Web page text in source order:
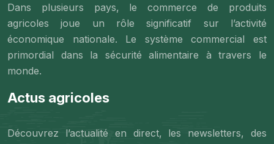
Dans plusieurs pays, le commerce de produits
agricoles joue un rôle significatif sur l’activité
économique nationale. Le système commercial est
primordial dans la sécurité alimentaire à travers le
monde.
Actus agricoles
Découvrez l’actualité en direct, les newsletters, des